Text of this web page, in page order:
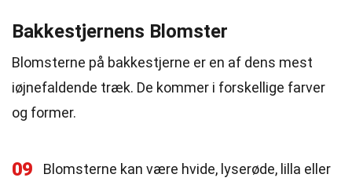
Bakkestjernens Blomster
Blomsterne på bakkestjerne er en af dens mest
iøjnefaldende træk. De kommer i forskellige farver
og former.
09
Blomsterne kan være hvide, lyserøde, lilla eller